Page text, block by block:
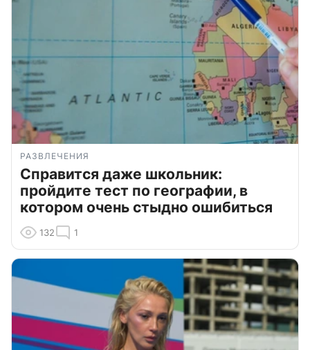
РАЗВЛЕЧЕНИЯ
Справится даже школьник:
пройдите тест по географии, в
котором очень стыдно ошибиться
132 1